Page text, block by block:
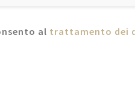
al trattamento dei